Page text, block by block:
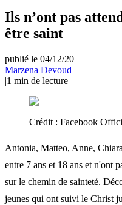
Ils n’ont pas
être saint
publié le 04/12/20|
Marzena Devoud
|1 min de lecture
Crédit : Facebook
Antonia, Matteo, Anne,
entre 7 ans et 18 ans et n'ont
sur le chemin de sainteté.
jeunes qui ont suivi le Christ